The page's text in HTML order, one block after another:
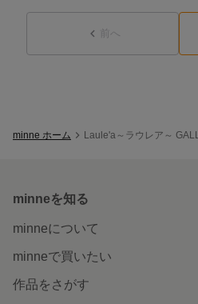
前へ
minne ホーム Laule'a～ラウレア～
minneを知る
minneについて
minneで買いたい
作品をさがす